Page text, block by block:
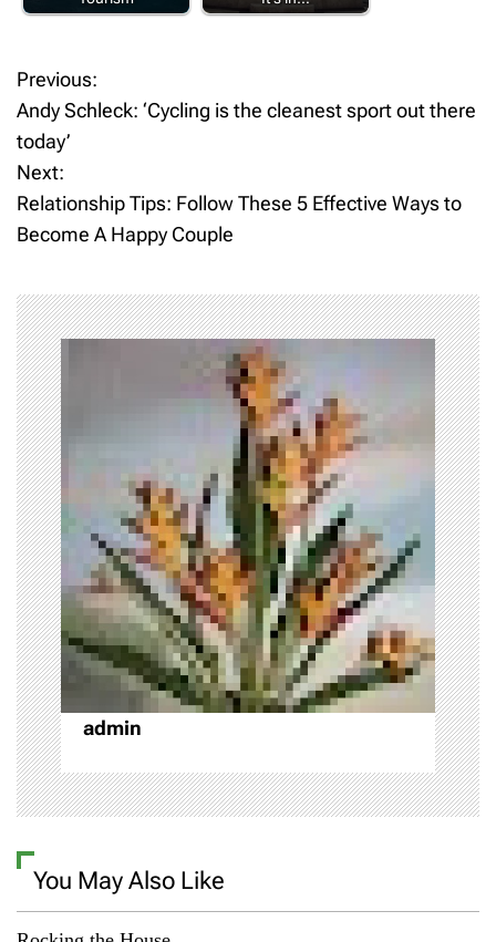
a
g
g
e
d
u
b
n
,
b
a
s
e
b
a
l
l
,
s
o
p
t
,
U
S
A
4
w
e
e
k
P
o
s
t
a
v
i
g
a
t
i
o
n
Previous:
Andy Schleck: ‘Cycling is the cleanest sport out there
today’
Next:
Relationship Tips: Follow These 5 Effective Ways to
Become A Happy Couple
admin
You May Also Like